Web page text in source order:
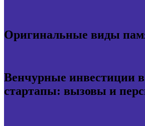
Оригинальные виды
Венчурные инвестиции в
стартапы: вызовы и